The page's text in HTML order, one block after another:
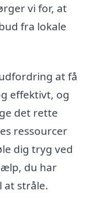
vi for, at
fra lokale
at få
effektivt, og
det rette
ressourcer
dig tryg ved
du har
at stråle.